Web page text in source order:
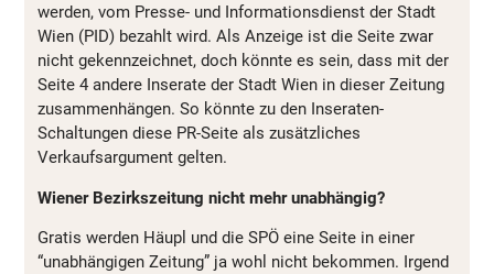
werden, vom Presse- und Informationsdienst der Stadt
Wien (PID) bezahlt wird. Als Anzeige ist die Seite zwar
nicht gekennzeichnet, doch könnte es sein, dass mit der
Seite 4 andere Inserate der Stadt Wien in dieser Zeitung
zusammenhängen. So könnte zu den Inseraten-
Schaltungen diese PR-Seite als zusätzliches
Verkaufsargument gelten.
Wiener Bezirkszeitung nicht mehr unabhängig?
Gratis werden Häupl und die SPÖ eine Seite in einer
“unabhängigen Zeitung” ja wohl nicht bekommen. Irgend